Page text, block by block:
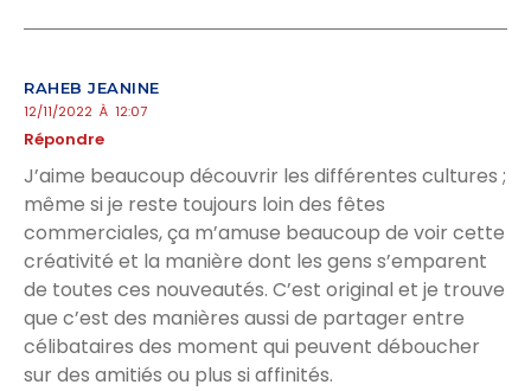
RAHEB JEANINE
12/11/2022 À 12:07
Répondre
J’aime beaucoup découvrir les différentes cultures ;
même si je reste toujours loin des fêtes
commerciales, ça m’amuse beaucoup de voir cette
créativité et la manière dont les gens s’emparent
de toutes ces nouveautés. C’est original et je trouve
que c’est des manières aussi de partager entre
célibataires des moment qui peuvent déboucher
sur des amitiés ou plus si affinités.